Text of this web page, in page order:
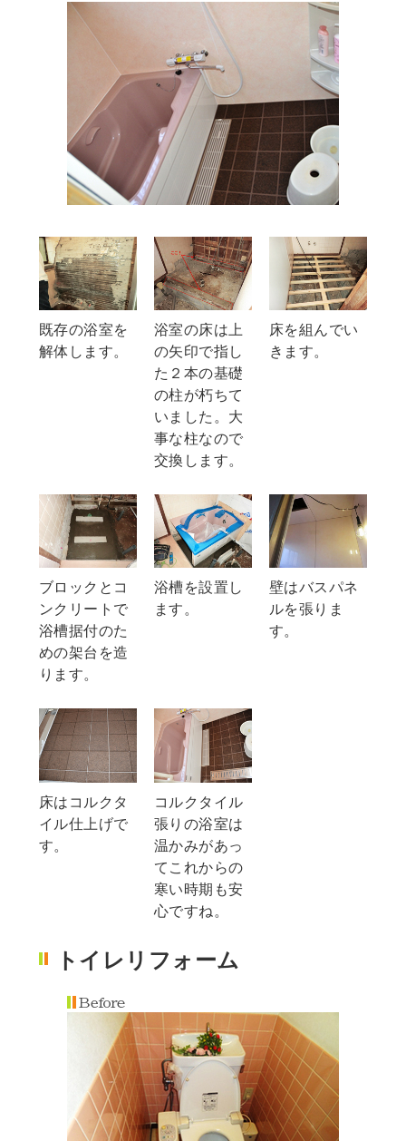
既存の浴室を
解体します。
浴室の床は上
の矢印で指し
た２本の基礎
の柱が朽ちて
いました。大
事な柱なので
交換します。
床を組んでい
きます。
ブロックとコ
ンクリートで
浴槽据付のた
めの架台を造
ります。
浴槽を設置し
ます。
壁はバスパネ
ルを張りま
す。
床はコルクタ
イル仕上げで
す。
コルクタイル
張りの浴室は
温かみがあっ
てこれからの
寒い時期も安
心ですね。
トイレリフォーム